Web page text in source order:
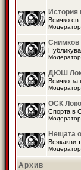
Всичко
Снимков
ДЮШ
Всичко
ОСК
Спорта в
Нещата
Всякакви
Архив